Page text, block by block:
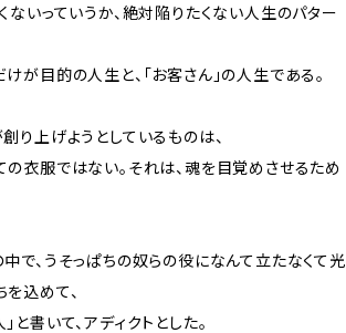
ないっていうか、絶対陥りたくない人生のパター
が目的の人生と、「お客さん」の人生である。
り上げようとしているものは、
の衣服ではない。それは、魂を目覚めさせるため
で、うそっぱちの奴らの役になんて立たなくて光
込めて、
と書いて、アディクトとした。